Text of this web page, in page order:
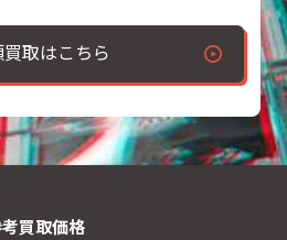
取はこちら
買取価格